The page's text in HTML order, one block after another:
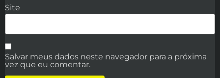
Site
Salvar meus dados neste navegador para a próxima
vez que eu comentar.